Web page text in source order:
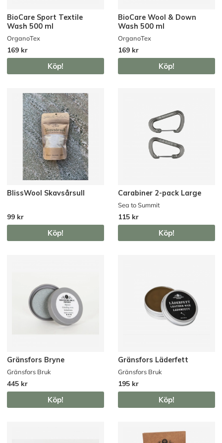
BioCare Sport Textile
Wash 500 ml
OrganoTex
169 kr
Köp!
BioCare Wool & Down
Wash 500 ml
OrganoTex
169 kr
Köp!
BlissWool Skavsårsull
99 kr
Köp!
Carabiner 2-pack Large
Sea to Summit
115 kr
Köp!
Gränsfors Bryne
Gränsfors Bruk
445 kr
Köp!
Gränsfors Läderfett
Gränsfors Bruk
195 kr
Köp!